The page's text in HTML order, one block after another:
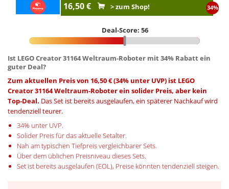
16,50 € 34%
> zum Shop!
Deal-Score: 56
Ist LEGO Creator 31164 Weltraum-Roboter mit 34% Rabatt ein
guter Deal?
Zum aktuellen Preis von 16,50 € (34% unter UVP) ist LEGO
Creator 31164 Weltraum-Roboter ein solider Preis, aber kein
Top-Deal. Das Set ist bereits ausgelaufen, ein späterer Nachkauf wird
tendenziell teurer.
34% unter UVP.
Solider Preis für das aktuelle Setalter.
Nah am typischen Tiefpreis vergleichbarer Sets.
Über dem üblichen Preisniveau dieses Sets.
Set ist bereits ausgelaufen (EOL), Preise könnten tendenziell steigen.